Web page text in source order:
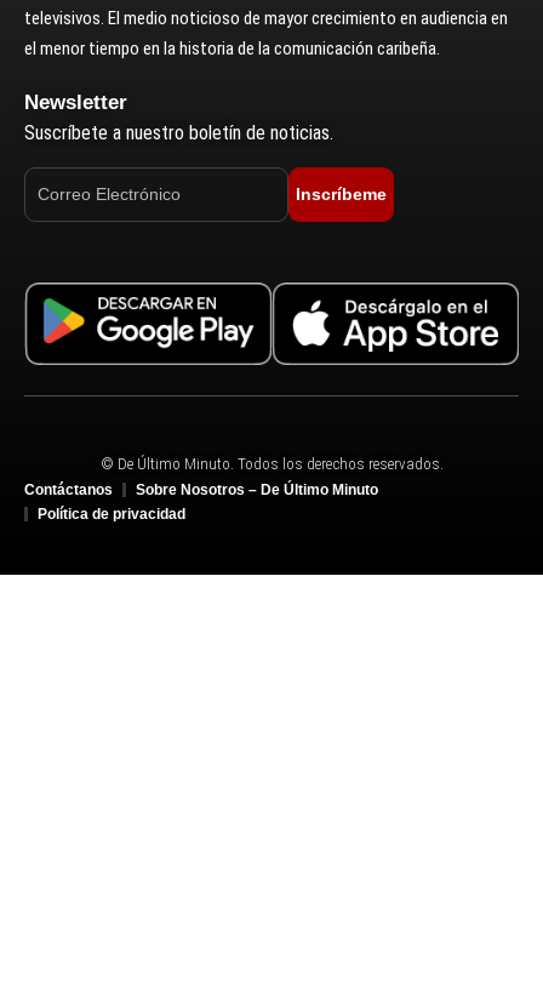
televisivos. El medio noticioso de mayor crecimiento en audiencia en
el menor tiempo en la historia de la comunicación caribeña.
Newsletter
Suscríbete a nuestro boletín de noticias.
Inscríbeme
© De Último Minuto. Todos los derechos reservados.
Contáctanos
Sobre Nosotros – De Último Minuto
Política de privacidad